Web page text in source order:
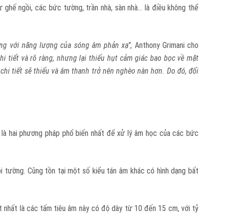
ngồi, các bức tường, trần nhà, sàn nhà… là điều không thể
với năng lượng của sóng âm phản xạ”, Anthony Grimani cho
tiết và rõ ràng, nhưng lại thiếu hụt cảm giác bao bọc về mặt
tiết sẽ thiếu và âm thanh trở nên nghèo nàn hơn. Do đó, đối
hai phương pháp phổ biến nhất để xử lý âm học của các bức
Cũng tồn tại một số kiểu tán âm khác có hình dạng bất
là các tấm tiêu âm này có độ dày từ 10 đến 15 cm, với tỷ